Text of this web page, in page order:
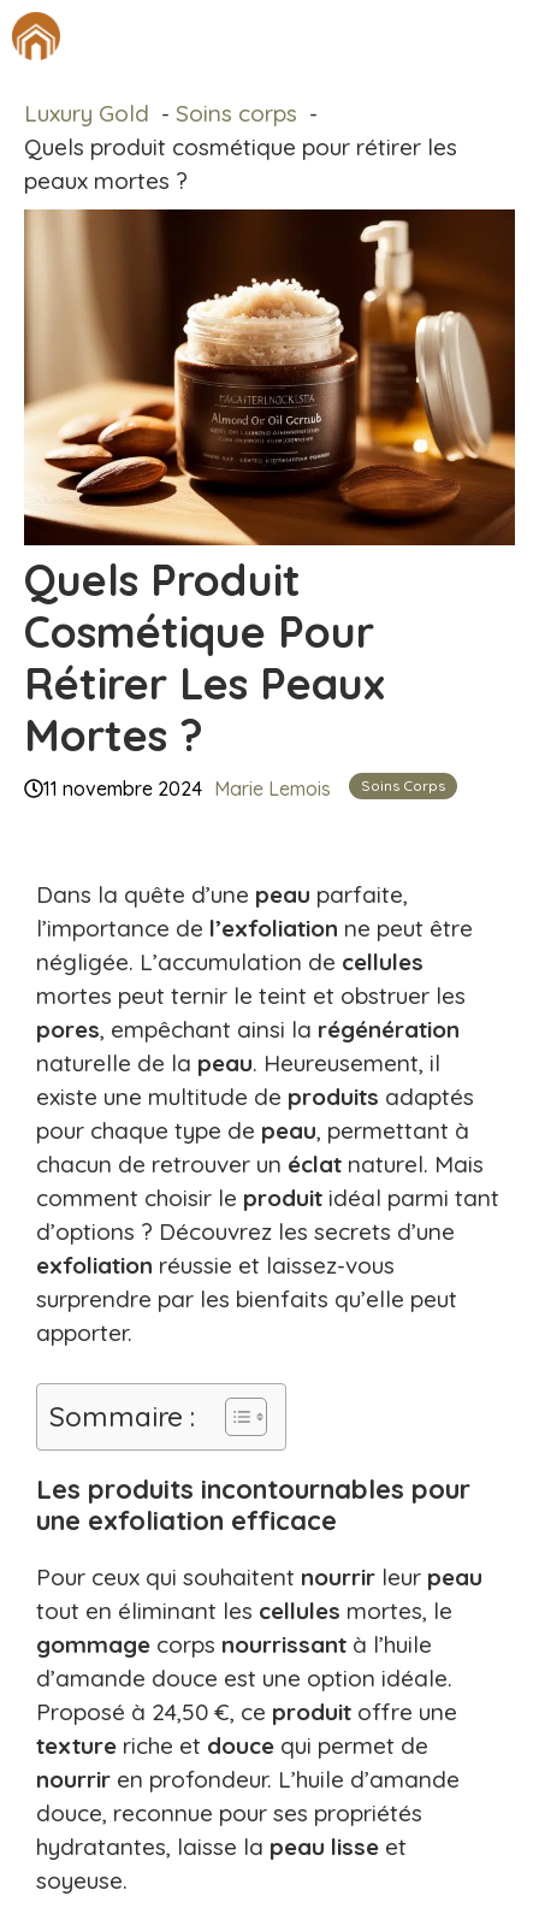
Aller
au
Luxury Gold
Soins corps
Quels produit cosmétique pour rétirer les
peaux mortes ?
Quels Produit
Cosmétique Pour
Rétirer Les Peaux
Mortes ?
11 novembre 2024 Marie Lemois Soins Corps
Dans la quête d’une peau parfaite,
l’importance de l’exfoliation ne peut être
négligée. L’accumulation de cellules
mortes peut ternir le teint et obstruer les
pores, empêchant ainsi la régénération
naturelle de la peau. Heureusement, il
existe une multitude de produits adaptés
pour chaque type de peau, permettant à
chacun de retrouver un éclat naturel. Mais
comment choisir le produit idéal parmi tant
d’options ? Découvrez les secrets d’une
exfoliation réussie et laissez-vous
surprendre par les bienfaits qu’elle peut
apporter.
Sommaire :
Les produits incontournables pour
une exfoliation efficace
Pour ceux qui souhaitent nourrir leur peau
tout en éliminant les cellules mortes, le
gommage corps nourrissant à l’huile
d’amande douce est une option idéale.
Proposé à 24,50 €, ce produit offre une
texture riche et douce qui permet de
nourrir en profondeur. L’huile d’amande
douce, reconnue pour ses propriétés
hydratantes, laisse la peau lisse et
soyeuse.